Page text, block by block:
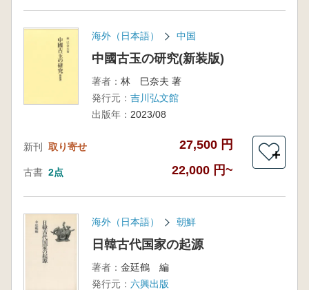
海外（日本語） 中国
中國古玉の研究(新装版)
著者： 林 巳奈夫 著
発行元： 吉川弘文館
出版年： 2023/08
新刊 取り寄せ 27,500 円
古書 2点 22,000 円~
＋
海外（日本語） 朝鮮
日韓古代国家の起源
著者： 金廷鶴 編
発行元： 六興出版